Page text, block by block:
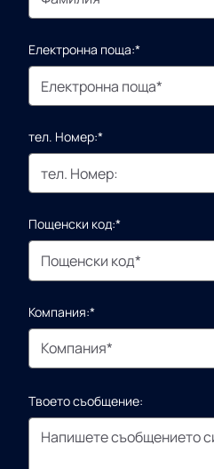
Електронна поща:*
тел. Номер:*
Пощенски код:*
Компания:*
Твоето съобщение: